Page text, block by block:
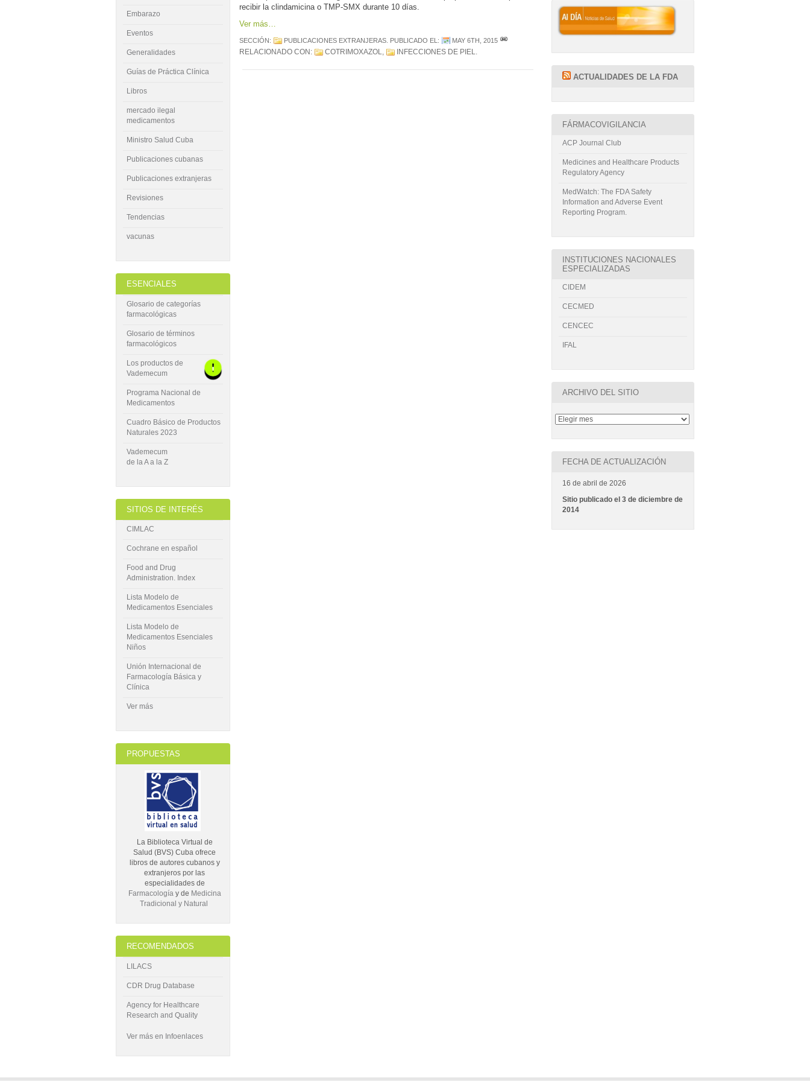
recibir la clindamicina o TMP-SMX durante 10 días.
Ver más…
SECCIÓN: PUBLICACIONES EXTRANJERAS. PUBLICADO EL: MAY 6TH, 2015
RELACIONADO CON: COTRIMOXAZOL, INFECCIONES DE PIEL.
Embarazo
Eventos
Generalidades
Guías de Práctica Clínica
Libros
mercado ilegal
medicamentos
Ministro Salud Cuba
Publicaciones cubanas
Publicaciones extranjeras
Revisiones
Tendencias
vacunas
ESENCIALES
Glosario de categorías
farmacológicas
Glosario de términos
farmacológicos
Los productos de
Vademecum
Programa Nacional de
Medicamentos
Cuadro Básico de Productos
Naturales 2023
Vademecum
de la A a la Z
SITIOS DE INTERÉS
CIMLAC
Cochrane en español
Food and Drug
Administration. Index
Lista Modelo de
Medicamentos Esenciales
Lista Modelo de
Medicamentos Esenciales
Niños
Unión Internacional de
Farmacología Básica y
Clínica
Ver más
PROPUESTAS
La Biblioteca Virtual de
Salud (BVS) Cuba ofrece
libros de autores cubanos y
extranjeros por las
especialidades de
Farmacologíay de Medicina
Tradicional y Natural
RECOMENDADOS
LILACS
CDR Drug Database
Agency for Healthcare
Research and Quality
Ver más en Infoenlaces
ACTUALIDADES DE LA FDA
FÁRMACOVIGILANCIA
ACP Journal Club
Medicines and Healthcare Products
Regulatory Agency
MedWatch: The FDA Safety
Information and Adverse Event
Reporting Program.
INSTITUCIONES NACIONALES
ESPECIALIZADAS
CIDEM
CECMED
CENCEC
IFAL
ARCHIVO DEL SITIO
FECHA DE ACTUALIZACIÓN
16 de abril de 2026
Sitio publicado el 3 de diciembre de
2014